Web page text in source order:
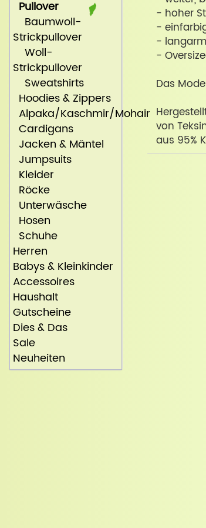
- hoher
-
- langarm
-
Das
von
aus 95%
Pullover
Baumwoll-
Strickpullover
Woll-
Strickpullover
Sweatshirts
Hoodies & Zippers
Alpaka/Kaschmir/Mohair
Cardigans
Jacken & Mäntel
Jumpsuits
Kleider
Röcke
Unterwäsche
Hosen
Schuhe
Herren
Babys & Kleinkinder
Accessoires
Haushalt
Gutscheine
Dies & Das
Sale
Neuheiten